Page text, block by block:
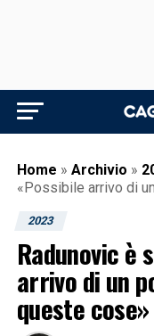
Home » Archivio »
«Possibile arrivo di
2023
Radunovic è
arrivo di un
queste cose»